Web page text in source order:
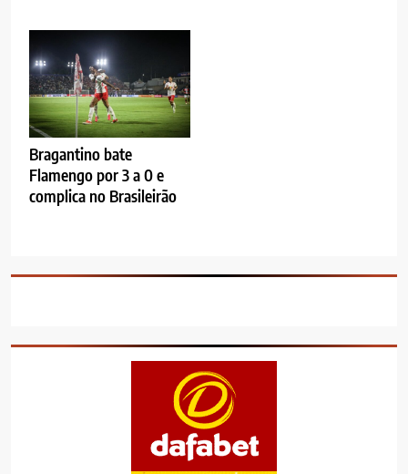
Bragantino bate
Flamengo por 3 a 0 e
complica no Brasileirão